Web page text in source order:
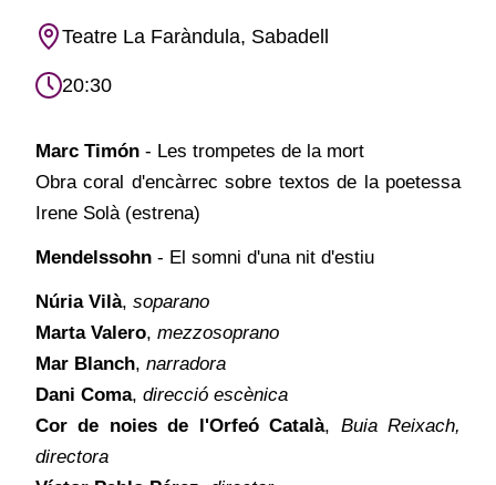
Teatre La Faràndula, Sabadell
20:30
Marc Timón - Les trompetes de la mort
Obra coral d'encàrrec sobre textos de la poetessa
Irene Solà (estrena)
Mendelssohn - El somni d'una nit d'estiu
Núria Vilà, soparano
Marta Valero, mezzosoprano
Mar Blanch, narradora
Dani Coma, direcció escènica
Cor de noies de l'Orfeó Català, Buia Reixach,
directora